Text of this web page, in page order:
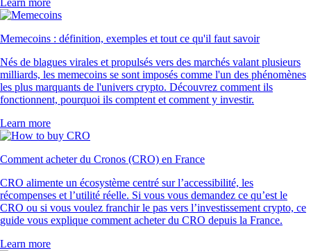
Learn more
Memecoins : définition, exemples et tout ce qu'il faut savoir
Nés de blagues virales et propulsés vers des marchés valant plusieurs
milliards, les memecoins se sont imposés comme l'un des phénomènes
les plus marquants de l'univers crypto. Découvrez comment ils
fonctionnent, pourquoi ils comptent et comment y investir.
Learn more
Comment acheter du Cronos (CRO) en France
CRO alimente un écosystème centré sur l’accessibilité, les
récompenses et l’utilité réelle. Si vous vous demandez ce qu’est le
CRO ou si vous voulez franchir le pas vers l’investissement crypto, ce
guide vous explique comment acheter du CRO depuis la France.
Learn more